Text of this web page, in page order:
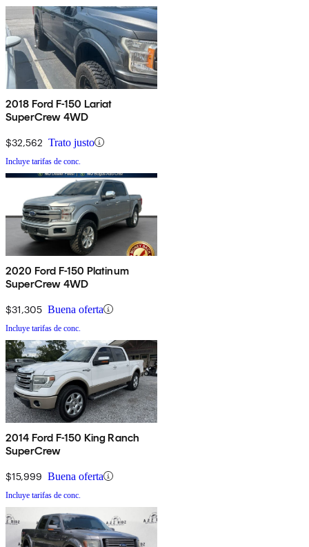
2018 Ford F-150 Lariat
SuperCrew 4WD
$32,562 Trato justo
Incluye tarifas de conc.
2020 Ford F-150 Platinum
SuperCrew 4WD
$31,305 Buena oferta
Incluye tarifas de conc.
2014 Ford F-150 King Ranch
SuperCrew
$15,999 Buena oferta
Incluye tarifas de conc.